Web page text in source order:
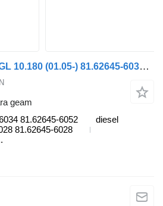
Macara geam MAN TGL 10.180 (01.05-) 81.62645-6034 pentru cap tractor MAN TGL, TGM, TGS, TGX (2005-2021)
geam
81.62645-6052
81.62645-6028
diesel